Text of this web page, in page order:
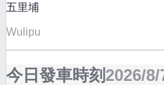
五里埔
Wulipu
今日發車時刻 2026/8/